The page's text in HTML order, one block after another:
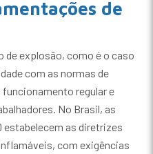
de
de explosão, como é o caso
com as normas de
regular e
No Brasil, as
estabelecem as diretrizes
com exigências